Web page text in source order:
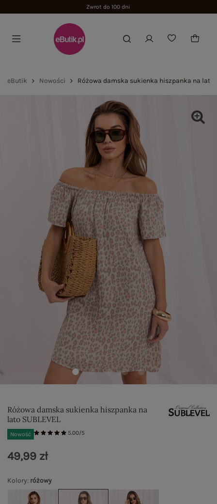
eButik Nowości Różowa damska sukienka hiszpanka na lato
Różowa damska sukienka hiszpanka na
lato SUBLEVEL
Nowość 5.00/5
Kolory: różowy
49,99 zł